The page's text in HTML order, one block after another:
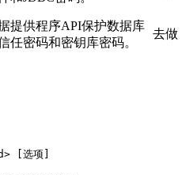
提供程序API保护数据库
任密码和密钥库密码。
去做
[选项]